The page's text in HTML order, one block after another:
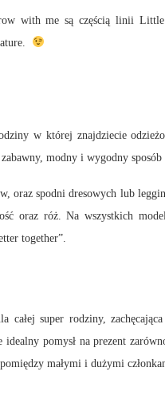
with me są częścią linii
w której znajdziecie
modny i wygodny
oraz spodni dresowych lub
oraz róż. Na wszystkich
together”.
całej super rodziny,
idealny pomysł na prezent
małymi i dużymi